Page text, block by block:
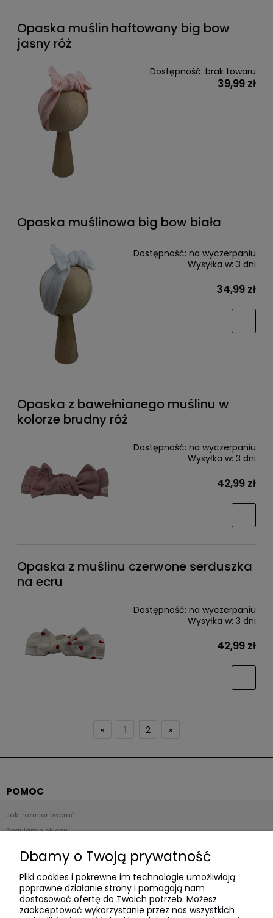
Opaska muślin haftowany big bow
jasny róż
Dostępność: brak towaru
39,99 zł
Opaska muślinowa big bow biała
Dostępność: na wyczerpaniu
Wysyłka w: 3 dni
34,99 zł
Opaska z bawełnianego muślinu w
kolorze brudny róż
Dostępność: na wyczerpaniu
Wysyłka w: 3 dni
42,99 zł
Opaska z muślinu czerwone serduszka
na ecru
Dostępność: na wyczerpaniu
Wysyłka w: 3 dni
42,99 zł
« 1 2 »
POMOC
Jaki rozmiar wybrać
Regulamin sklepu
Polityka prywatności
Płatności i dostawa
Dbamy o Twoją prywatność
Pliki cookies i pokrewne im technologie umożliwiają
poprawne działanie strony i pomagają nam
dostosować ofertę do Twoich potrzeb. Możesz
zaakceptować wykorzystanie przez nas wszystkich